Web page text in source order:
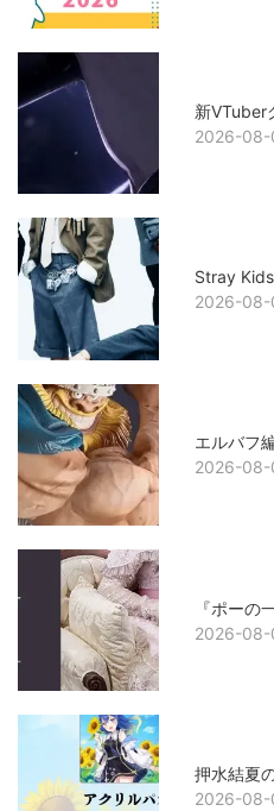
新VTuber
2026-08-
Stray
2026-08-
エルバフ
2026-08-
『ポーの
2026-08-
押水結夏
2026-